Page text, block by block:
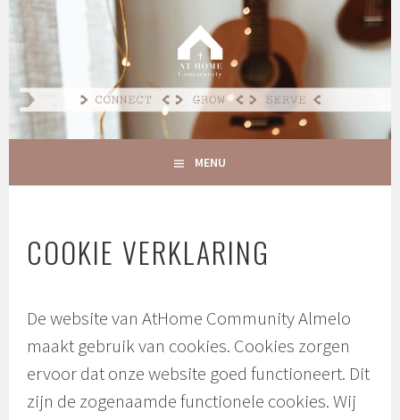
Spring
inhoud
AT HOME COMMUNITY
CONNECT GROW SERVE
MENU
COOKIE VERKLARING
De website van AtHome Community Almelo
maakt gebruik van cookies. Cookies zorgen
ervoor dat onze website goed functioneert. Dit
zijn de zogenaamde functionele cookies. Wij